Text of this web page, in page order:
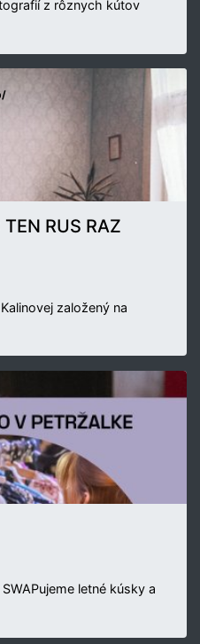
z rôznych kútov
RUS RAZ
založený na
letné kúsky a